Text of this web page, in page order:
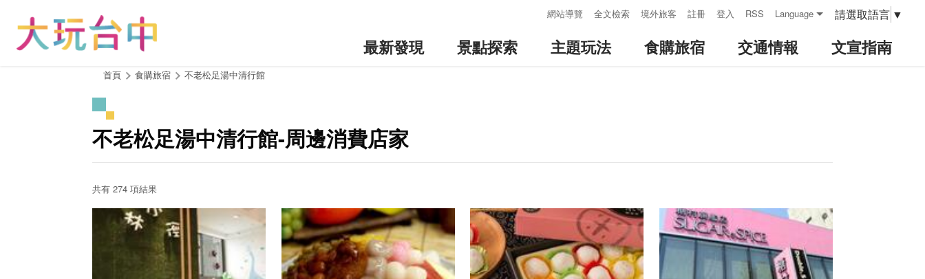
網站導覽 全文檢索 境外旅客 註冊 登入 RSS Language 請選取語言 ▼
最新發現 景點探索 主題玩法 食購旅宿 交通情報 文宣指南
首頁 食購旅宿 不老松足湯中清行館
不老松足湯中清行館-周邊消費店家
共有 274 項結果